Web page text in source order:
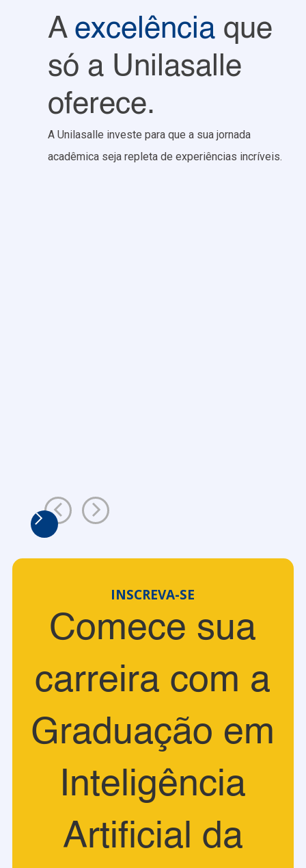
A excelênciaque
só a Unilasalle
oferece.
A Unilasalle investe para que a sua jornada
acadêmica seja repleta de experiências incríveis.
INSCREVA-SE
Comece sua
carreira com a
Graduação em
Inteligência
Artificial da